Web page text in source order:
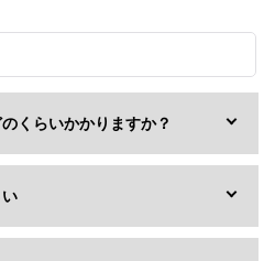
くらいかかりますか？